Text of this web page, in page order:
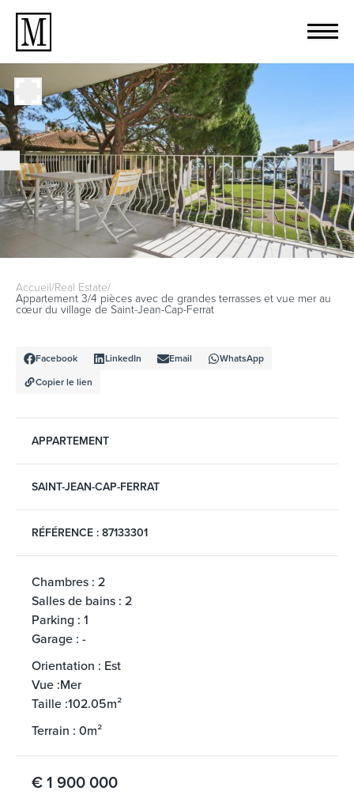
Accueil/Real Estate/
Appartement 3/4 pièces avec de grandes terrasses et vue mer au
cœur du village de Saint-Jean-Cap-Ferrat
Facebook LinkedIn Email
WhatsApp
Copier le lien
APPARTEMENT
SAINT-JEAN-CAP-FERRAT
RÉFÉRENCE : 87133301
Chambres : 2
Salles de bains : 2
Parking : 1
Garage : -
Orientation : Est
Vue :Mer
Taille :102.05m²
Terrain : 0m²
€ 1 900 000